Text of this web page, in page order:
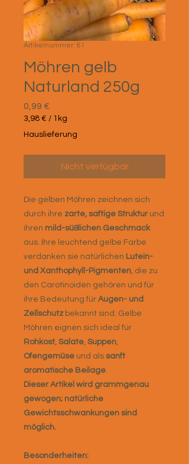
Artikelnummer: 61
Möhren gelb
Naturland 250g
0,99 €
3,98 € / 1kg
3,98 €
Kilogramm
Hauslieferung
Nicht verfügbar
Die gelben Möhren zeichnen sich
durch ihre zarte, saftige Struktur und
ihren mild-süßlichen Geschmack
aus. Ihre leuchtend gelbe Farbe
verdanken sie natürlichen Lutein-
und Xanthophyll-Pigmenten, die zu
den Carotinoiden gehören und für
ihre Bedeutung für Augen- und
Zellschutz bekannt sind. Gelbe
Möhren eignen sich ideal für
Rohkost, Salate, Suppen,
Ofengemüse und als sanft
aromatische Beilage.
Dieser Artikel wird grammgenau
gewogen; natürliche
Gewichtsschwankungen sind
möglich.
Besonderheiten: